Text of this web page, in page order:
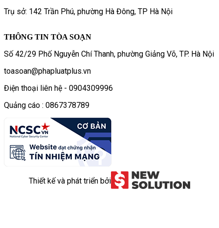
Trụ sở: 142 Trần Phú, phường Hà Đông, TP Hà Nội
THÔNG TIN TÒA SOẠN
Số 42/29 Phố Nguyễn Chí Thanh, phường Giảng Võ, TP. Hà Nội
toasoan@phapluatplus.vn
Điện thoại liên hệ - 0904309996
Quảng cáo : 0867378789
Thiết kế và phát triển bởi